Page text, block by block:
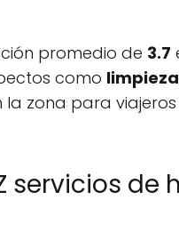
promedio de 3.7
como
zona para
servicios